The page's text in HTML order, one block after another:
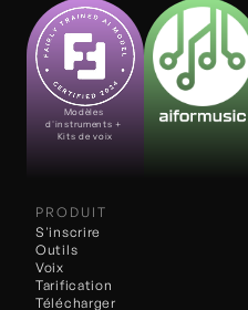
Modèles
d'instruments +
Kits de voix
PRODUIT
S'inscrire
Outils
Voix
Tarification
Télécharger